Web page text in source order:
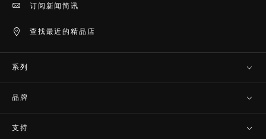
查找最近的精品店
订阅新闻简讯
系列
品牌
支持